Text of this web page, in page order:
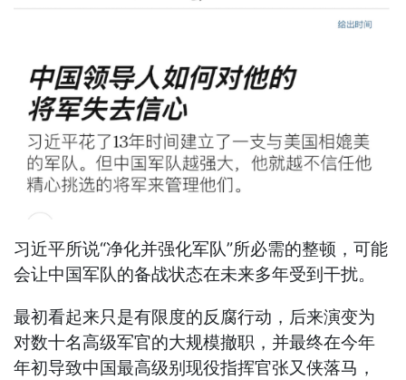
习近平所说“净化并强化军队”所必需的整顿，可能
会让中国军队的备战状态在未来多年受到干扰。
最初看起来只是有限度的反腐行动，后来演变为
对数十名高级军官的大规模撤职，并最终在今年
年初导致中国最高级别现役指挥官张又侠落马，